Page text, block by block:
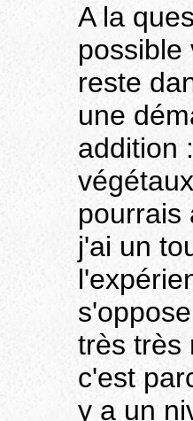
A la
possible
reste
une
addition
pourrais
j'ai un
très très
c'est
y a un